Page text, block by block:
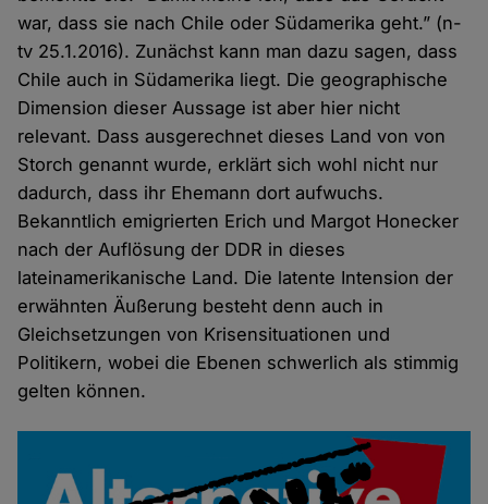
war, dass sie nach Chile oder Südamerika geht.” (n-
tv 25.1.2016). Zunächst kann man dazu sagen, dass
Chile auch in Südamerika liegt. Die geographische
Dimension dieser Aussage ist aber hier nicht
relevant. Dass ausgerechnet dieses Land von von
Storch genannt wurde, erklärt sich wohl nicht nur
dadurch, dass ihr Ehemann dort aufwuchs.
Bekanntlich emigrierten Erich und Margot Honecker
nach der Auflösung der DDR in dieses
lateinamerikanische Land. Die latente Intension der
erwähnten Äußerung besteht denn auch in
Gleichsetzungen von Krisensituationen und
Politikern, wobei die Ebenen schwerlich als stimmig
gelten können.